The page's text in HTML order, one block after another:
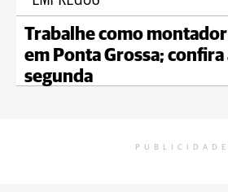
Trabalhe como
em Ponta Grossa; confira
segunda
PUBLICIDADE